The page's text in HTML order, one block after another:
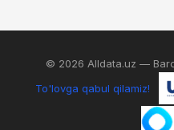
© 2026 Alldata.uz —
To'lovga qabul qilamiz!